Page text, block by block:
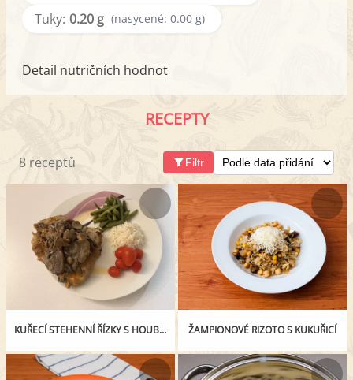
Tuky: 0.20 g (nasycené: 0.00 g)
Detail nutričních hodnot
RECEPTY
8 receptů Filtr
KUŘECÍ STEHENNÍ ŘÍZKY S HOUBAMI A SMETANOU ŽAMPIONOVÉ RIZOTO S KUKUŘICÍ